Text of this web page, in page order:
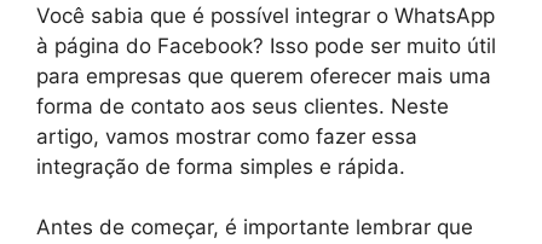
Você sabia que é possível integrar o WhatsApp
à página do Facebook? Isso pode ser muito útil
para empresas que querem oferecer mais uma
forma de contato aos seus clientes. Neste
artigo, vamos mostrar como fazer essa
integração de forma simples e rápida.
Antes de começar, é importante lembrar que